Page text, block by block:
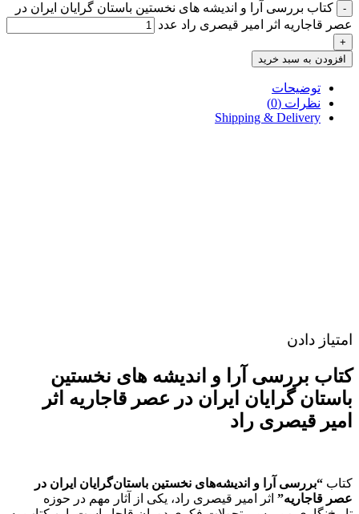
-
کتاب بررسی آرا و اندیشه های نخستین باستان گرایان ایران در
عصر قاجاریه اثر امیر قیصری راد عدد
+
افزودن به سبد خرید
توضیحات
نظرات (0)
Shipping & Delivery
امتیاز دادن
کتاب بررسی آرا و اندیشه های نخستین
باستان گرایان ایران در عصر قاجاریه اثر
امیر قیصری راد
کتاب “بررسی آرا و اندیشه‌های نخستین باستان‌گرایان ایران در
عصر قاجاریه” اثر امیر قیصری راد، یکی از آثار مهم در حوزه